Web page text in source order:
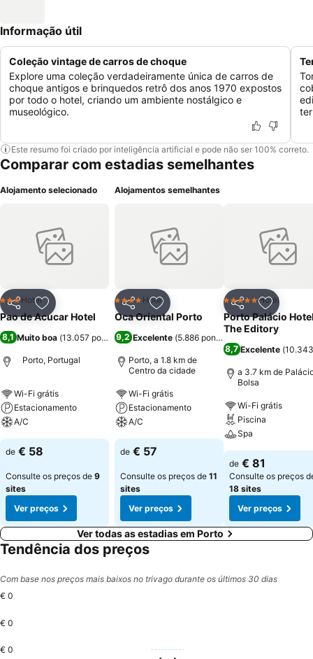
Informação útil
Coleção vintage de carros de choque
Explore uma coleção verdadeiramente única de carros de
choque antigos e brinquedos retrô dos anos 1970 expostos
por todo o hotel, criando um ambiente nostálgico e
museológico.
Este resumo foi criado por inteligência artificial e pode não ser 100% correto.
Comparar com estadias semelhantes
Alojamento selecionado
PartilharAdicionar aos favoritos
3 Estrelas
Hotel
Pao de Acucar Hotel
8,1 Muito boa (13.057 pontuações)
Porto, Portugal
Wi-Fi grátis
Estacionamento
A/C
de € 58
Consulte os preços de 9
sites
Ver preços
Alojamentos semelhantes
PartilharAdicionar aos favoritos
4 EstrelasHotel
Oca Oriental Porto
9,2 Excelente (5.886 pontuações
Porto, a 1.8 km de
Centro da cidade
Wi-Fi grátis
Estacionamento
A/C
de € 57
Consulte os preços de 11
sites
Ver preços
Partilhar
5 EstrelasHotel
Porto Palácio
The Editory
8,7Excelente (
a 3.7 km de
Bolsa
Wi-Fi grátis
Piscina
Spa
de € 81
Consulte os preços
18 sites
Ver preços
Ver todas as estadias em Porto
Tendência dos preços
Com base nos preços mais baixos no trivago durante os últimos 30 dias
€ 0
€ 0
€ 0